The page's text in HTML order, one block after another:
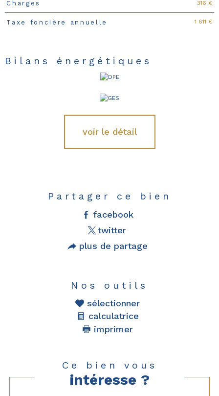
Charges 316 €
Taxe foncière annuelle 1 611 €
Bilans énergétiques
voir le détail
Partager ce bien
facebook
twitter
plus de partage
Nos outils
sélectionner
calculatrice
imprimer
Ce bien vous
intéresse ?